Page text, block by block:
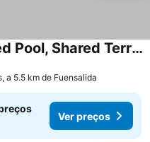
Room Leonor With Shared Pool, Shared Terrace And Wi-fi
a 5.5 km de Fuensalida
Ver preços